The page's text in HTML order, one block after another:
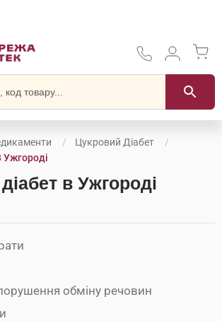
Цукровий Діабет
Ужгороді
в Ужгороді
обміну речовин